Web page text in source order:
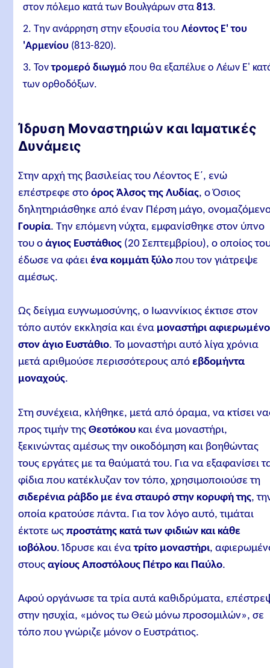
στον πόλεμο κατά των Βουλγάρων στα813.
Την ανάρρηση στην εξουσία τουΛέοντος Ε' του
'Αρμενίου (813-820).
Τοντρομερό διωγμό που θα εξαπέλυε ο Λέων Ε'
των ορθοδόξων.
Ίδρυση Μοναστηριών και Ιαματικές
Δυνάμεις
Στην αρχή της βασιλείας του Λέοντος Ε΄, ενώ
επέστρεφε στοόρος Άλσος της Λυδίας, ο Όσιος
δηλητηριάσθηκε από έναν Πέρση μάγο,
Γουρία. Την επόμενη νύχτα, εμφανίσθηκε στον ύπνο
του οάγιος Ευστάθιος (20 Σεπτεμβρίου), ο οποίος
έδωσε να φάειένα κομμάτι ξύλο που τον γιάτρεψε
αμέσως.
Ως δείγμα ευγνωμοσύνης, ο Ιωαννίκιος έκτισε στον
τόπο αυτόν εκκλησία και ένα μοναστήρι αφιερωμένο
στον άγιο Ευστάθιο. Το μοναστήρι αυτό λίγα χρόνια
μετά αριθμούσε περισσότερους απόεβδομήντα
μοναχούς.
Στη συνέχεια, κλήθηκε, μετά από όραμα, να κτίσει
προς τιμήν τηςΘεοτόκου και ένα μοναστήρι,
ξεκινώντας αμέσως την οικοδόμηση και βοηθώντας
τους εργάτες με τα θαύματά του. Για να εξαφανίσει
φίδια που κατέκλυζαν τον τόπο, χρησιμοποιούσε τη
σιδερένια ράβδο με ένα σταυρό στην κορυφή της,
οποία κρατούσε πάντα. Για τον λόγο αυτό, τιμάται
έκτοτε ωςπροστάτης κατά των φιδιών και κάθε
ιοβόλου. Ίδρυσε και ένατρίτο μοναστήρι,
στουςαγίους Αποστόλους Πέτρο και Παύλο.
Αφού οργάνωσε τα τρία αυτά καθιδρύματα,
στην ησυχία, «μόνος τω Θεώ μόνω προσομιλών», σε
τόπο που γνώριζε μόνον ο Ευστράτιος.